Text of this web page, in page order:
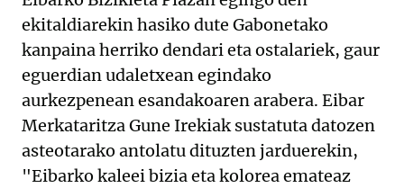
ekitaldiarekin hasiko dute Gabonetako
kanpaina herriko dendari eta ostalariek, gaur
eguerdian udaletxean egindako
aurkezpenean esandakoaren arabera. Eibar
Merkataritza Gune Irekiak sustatuta datozen
asteotarako antolatu dituzten jarduerekin,
"Eibarko kaleei bizia eta kolorea emateaz